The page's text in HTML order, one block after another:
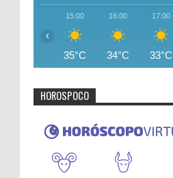
15:00
35°C
16:00
34°C
17:00
33°C
‹
HOROSPOCO